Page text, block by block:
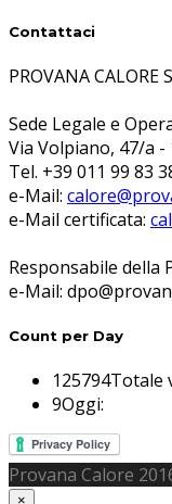
Contattaci
PROVANA CALORE
Sede Legale e
Via Volpiano, 47/a -
Tel. +39 011 99 83
e-Mail:
e-Mail certificata:
Responsabile della
e-Mail:
Count per Day
125794Totale
9Oggi:
Provana Calore
×